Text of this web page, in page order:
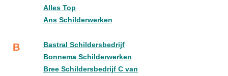
Alles Top
Ans Schilderwerken
B
Bastral Schildersbedrijf
Bonnema Schilderwerken
Bree Schildersbedrijf C van